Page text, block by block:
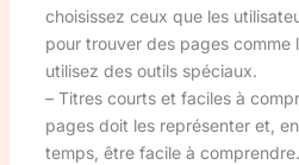
choisissez ceux que les
pour trouver des pages comme
utilisez des outils spéciaux.
– Titres courts et faciles à
pages doit les représenter et,
temps, être facile à comprendre.